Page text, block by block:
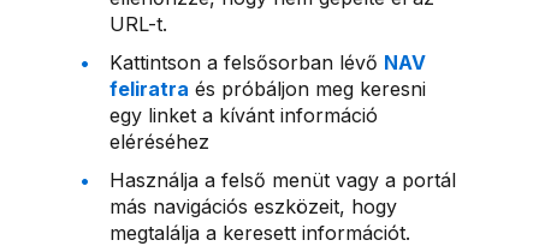
URL-t.
Kattintson a felsősorban lévő NAV
feliratra és próbáljon meg keresni
egy linket a kívánt információ
eléréséhez
Használja a felső menüt vagy a portál
más navigációs eszközeit, hogy
megtalálja a keresett információt.